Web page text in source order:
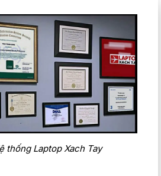
thống Laptop Xach Tay